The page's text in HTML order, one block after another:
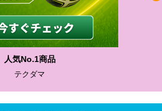
人気No.1商品
テクダマ